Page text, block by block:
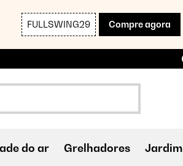
FULLSWING29 Compre agora
do ar Grelhadores Jardim